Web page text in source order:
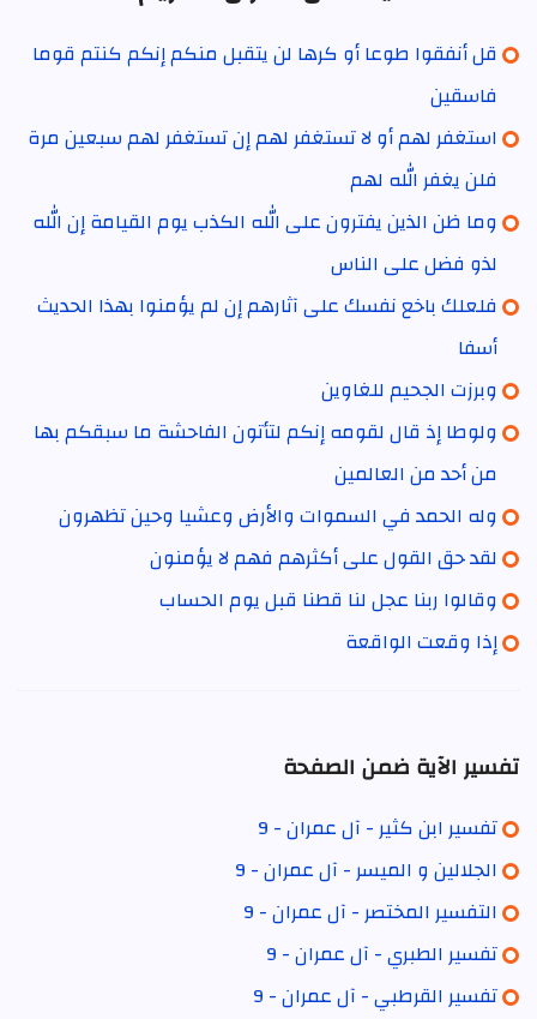
قل أنفقوا طوعا أو كرها لن يتقبل منكم إنكم كنتم قوما
فاسقين
استغفر لهم أو لا تستغفر لهم إن تستغفر لهم سبعين مرة
فلن يغفر الله لهم
وما ظن الذين يفترون على الله الكذب يوم القيامة إن الله
لذو فضل على الناس
فلعلك باخع نفسك على آثارهم إن لم يؤمنوا بهذا الحديث
أسفا
وبرزت الجحيم للغاوين
ولوطا إذ قال لقومه إنكم لتأتون الفاحشة ما سبقكم بها
من أحد من العالمين
وله الحمد في السموات والأرض وعشيا وحين تظهرون
لقد حق القول على أكثرهم فهم لا يؤمنون
وقالوا ربنا عجل لنا قطنا قبل يوم الحساب
إذا وقعت الواقعة
تفسير الآية ضمن الصفحة
تفسير ابن كثير - آل عمران - 9
الجلالين و الميسر - آل عمران - 9
التفسير المختصر - آل عمران - 9
تفسير الطبري - آل عمران - 9
تفسير القرطبي - آل عمران - 9